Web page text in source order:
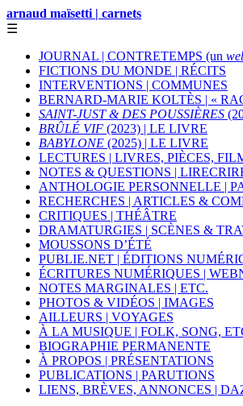
arnaud maïsetti | carnets
☰
JOURNAL | CONTRETEMPS (un
FICTIONS DU MONDE | RÉCITS
INTERVENTIONS | COMMUNES
BERNARD-MARIE KOLTÈS | «
SAINT-JUST & DES POUSSIÈRES
BRÛLÉ VIF (2023) | LE LIVRE
BABYLONE (2025) | LE LIVRE
LECTURES | LIVRES, PIÈCES,
NOTES & QUESTIONS |
ANTHOLOGIE PERSONNELLE |
RECHERCHES | ARTICLES &
CRITIQUES | THÉÂTRE
DRAMATURGIES | SCÈNES &
MOUSSONS D’ÉTÉ
PUBLIE.NET | ÉDITIONS
ÉCRITURES NUMÉRIQUES |
NOTES MARGINALES | ETC.
PHOTOS & VIDÉOS | IMAGES
AILLEURS | VOYAGES
À LA MUSIQUE | FOLK, SONG,
BIOGRAPHIE PERMANENTE
À PROPOS | PRÉSENTATIONS
PUBLICATIONS | PARUTIONS
LIENS, BRÈVES, ANNONCES |